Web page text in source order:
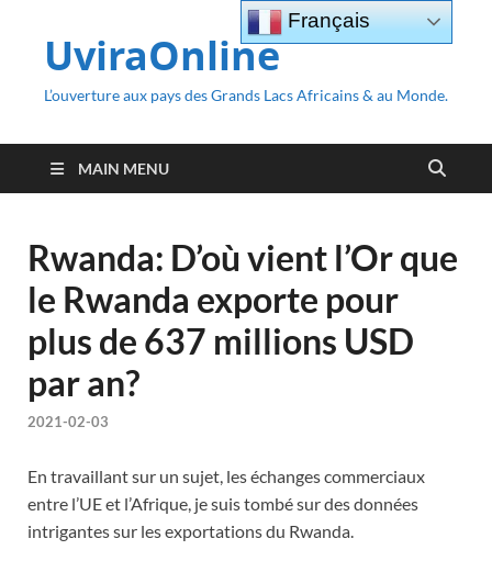
UviraOnline
L’ouverture aux pays des Grands Lacs Africains & au Monde.
MAIN MENU
Rwanda: D’où vient l’Or que
le Rwanda exporte pour
plus de 637 millions USD
par an?
2021-02-03
En travaillant sur un sujet, les échanges commerciaux
entre l’UE et l’Afrique, je suis tombé sur des données
intrigantes sur les exportations du Rwanda.
Français